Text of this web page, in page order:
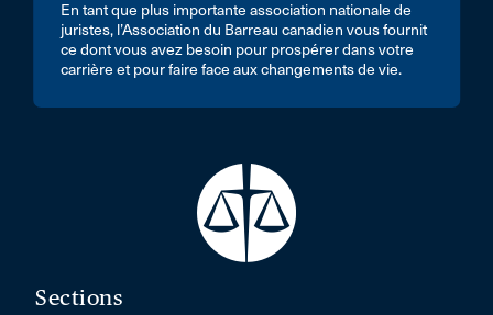
En tant que plus importante association nationale de
juristes, l’Association du Barreau canadien vous fournit
ce dont vous avez besoin pour prospérer dans votre
carrière et pour faire face aux changements de vie.
Sections